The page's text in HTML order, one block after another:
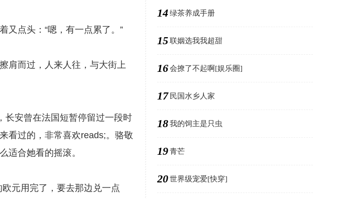
又点头：“嗯，有一点累了。”
肩而过，人来人往，与大街上
长安曾在法国短暂停留过一段时
看过的，非常喜欢reads;。骆敬
适合她看的摇滚。
元用完了，要去那边兑一点
14绿茶养成手册
15联姻选我我超甜
16会撩了不起啊[娱乐圈]
17 民国水乡人家
18我的饲主是只虫
19青芒
20世界级宠爱[快穿]